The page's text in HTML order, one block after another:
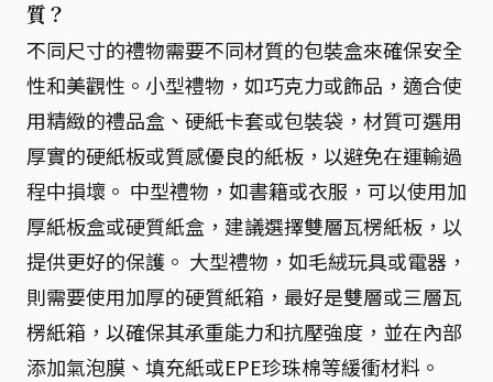
質？
不同尺寸的禮物需要不同材質的包裝盒來確保安全
性和美觀性。小型禮物，如巧克力或飾品，適合使
用精緻的禮品盒、硬紙卡套或包裝袋，材質可選用
厚實的硬紙板或質感優良的紙板，以避免在運輸過
程中損壞。 中型禮物，如書籍或衣服，可以使用加
厚紙板盒或硬質紙盒，建議選擇雙層瓦楞紙板，以
提供更好的保護。 大型禮物，如毛絨玩具或電器，
則需要使用加厚的硬質紙箱，最好是雙層或三層瓦
楞紙箱，以確保其承重能力和抗壓強度，並在內部
添加氣泡膜、填充紙或EPE珍珠棉等緩衝材料。